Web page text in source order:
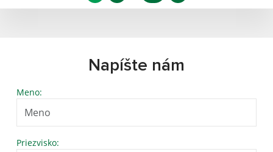
Napíšte nám
Meno:
Priezvisko: